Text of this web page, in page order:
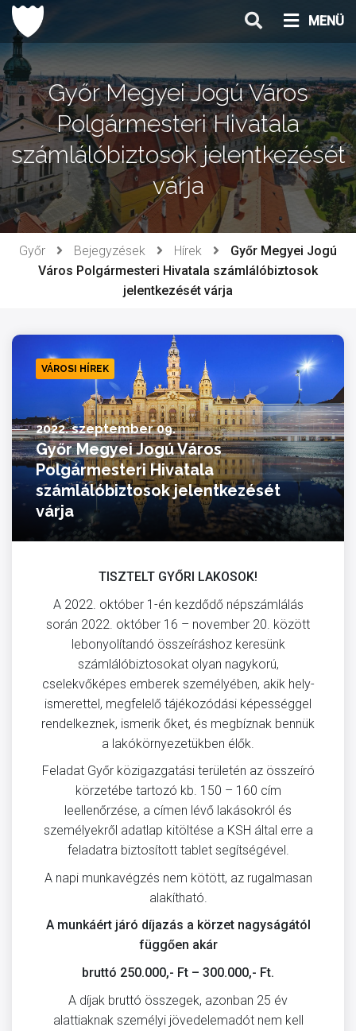
Ugrás
tartalomhoz
MENÜ
Győr Megyei Jogú Város
Polgármesteri Hivatala
számlálóbiztosok jelentkezését
várja
Győr Bejegyzések Hírek
Győr Megyei Jogú
Város Polgármesteri Hivatala számlálóbiztosok
jelentkezését várja
VÁROSI HÍREK
2022. szeptember 09.
Győr Megyei Jogú Város
Polgármesteri Hivatala
számlálóbiztosok jelentkezését
várja
TISZTELT GYŐRI LAKOSOK!
A 2022. október 1-én kezdődő népszámlálás
során 2022. október 16 – november 20. között
lebonyolítandó összeíráshoz keresünk
számlálóbiztosokat olyan nagykorú,
cselekvőképes emberek személyében, akik hely­
ismerettel, megfelelő tájékozódási képességgel
rendelkeznek, ismerik őket, és megbíznak bennük
a lakókörnyezetükben élők.
Feladat Győr közigazgatási területén az összeíró
körzetébe tartozó kb. 150 – 160 cím
leellenőrzése, a címen lévő lakásokról és
személyekről adatlap kitöltése a KSH által erre a
feladatra biztosított tablet segítségével.
A napi munkavégzés nem kötött, az rugalmasan
alakítható.
A munkáért járó díjazás a körzet nagyságától
függően akár
bruttó 250.000,- Ft – 300.000,- Ft.
A díjak bruttó összegek, azonban 25 év
alattiaknak személyi jövedelemadót nem kell